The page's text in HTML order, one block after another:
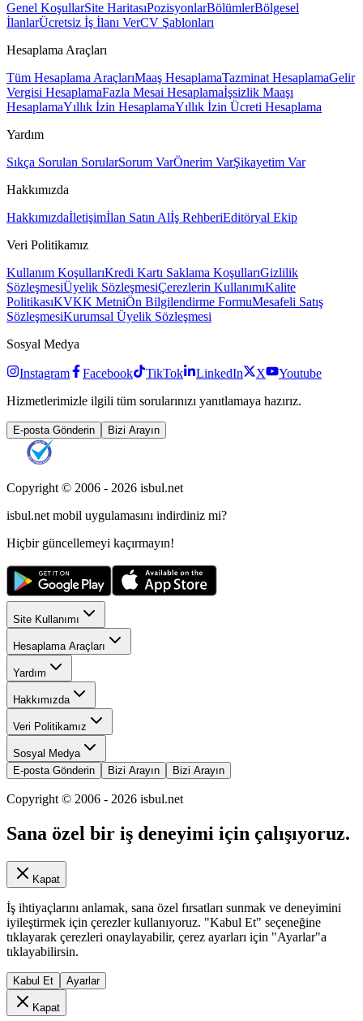
Genel KoşullarSite HaritasıPozisyonlarBölümlerBölgesel
İlanlarÜcretsiz İş İlanı VerCV Şablonları
Hesaplama Araçları
Tüm Hesaplama AraçlarıMaaş HesaplamaTazminat HesaplamaGelir
Vergisi HesaplamaFazla Mesai Hesaplamaİşsizlik Maaşı
HesaplamaYıllık İzin HesaplamaYıllık İzin Ücreti Hesaplama
Yardım
Sıkça Sorulan SorularSorum VarÖnerim VarŞikayetim Var
Hakkımızda
Hakkımızdaİletişimİlan Satın Alİş RehberiEditöryal Ekip
Veri Politikamız
Kullanım KoşullarıKredi Kartı Saklama KoşullarıGizlilik
SözleşmesiÜyelik SözleşmesiÇerezlerin KullanımıKalite
PolitikasıKVKK MetniÖn Bilgilendirme FormuMesafeli Satış
SözleşmesiKurumsal Üyelik Sözleşmesi
Sosyal Medya
Instagram Facebook TikTok LinkedIn X
Youtube
Hizmetlerimizle ilgili tüm sorularınızı yanıtlamaya hazırız.
E-posta Gönderin Bizi Arayın
Copyright © 2006 - 2026 isbul.net
isbul.net mobil uygulamasını indirdiniz mi?
Hiçbir güncellemeyi kaçırmayın!
Site Kullanımı
Hesaplama Araçları
Yardım
Hakkımızda
Veri Politikamız
Sosyal Medya
E-posta Gönderin
Bizi Arayın Bizi Arayın
Copyright © 2006 - 2026 isbul.net
Sana özel bir iş deneyimi için çalışıyoruz.
Kapat
İş ihtiyaçlarını anlamak, sana özel fırsatları sunmak ve deneyimini
iyileştirmek için çerezler kullanıyoruz. "Kabul Et" seçeneğine
tıklayarak çerezleri onaylayabilir, çerez ayarları için "Ayarlar"a
tıklayabilirsin.
Kabul Et Ayarlar
Kapat